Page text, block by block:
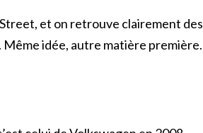
et on retrouve clairement des
idée, autre matière première.